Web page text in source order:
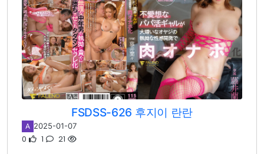
FSDSS-626 후지이 란란
A 2025-01-07
0 1 21